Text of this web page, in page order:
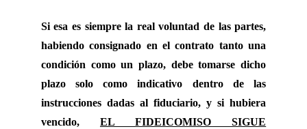
Si esa es siempre la real voluntad de las partes,
habiendo consignado en el contrato tanto una
condición como un plazo, debe tomarse dicho
plazo solo como indicativo dentro de las
instrucciones dadas al fiduciario, y si hubiera
vencido, EL FIDEICOMISO SIGUE